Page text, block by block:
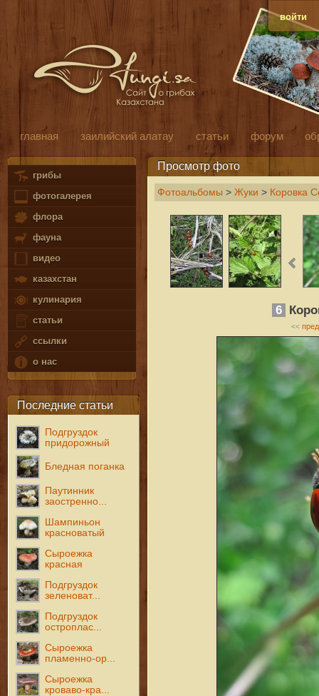
войти
главная заилийский алатау статьи форум
грибы
фотогалерея
флора
фауна
видео
казахстан
кулинария
статьи
ссылки
о нас
Последние статьи
Подгруздок
придорожный
Бледная поганка
Паутинник
заостренно...
Шампиньон
красноватый
Сыроежка
красная
Подгруздок
зеленоват...
Подгруздок
остроплас...
Сыроежка
пламенно-ор...
Сыроежка
кроваво-кра...
Просмотр фото
Фотоальбомы > Жуки > Коровка
6
<<